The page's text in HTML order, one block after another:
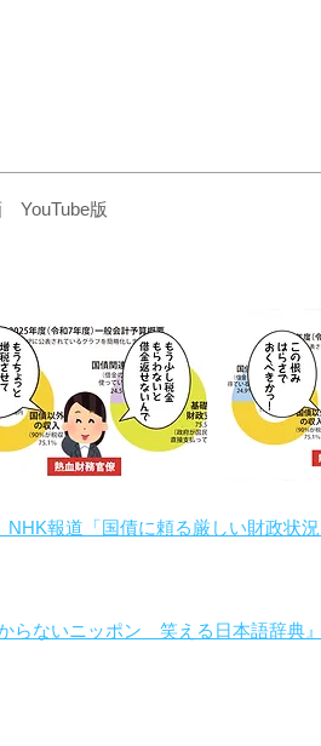
YouTube版
報道「国債に頼る厳しい財政状
らないニッポン 笑える日本語辞典』